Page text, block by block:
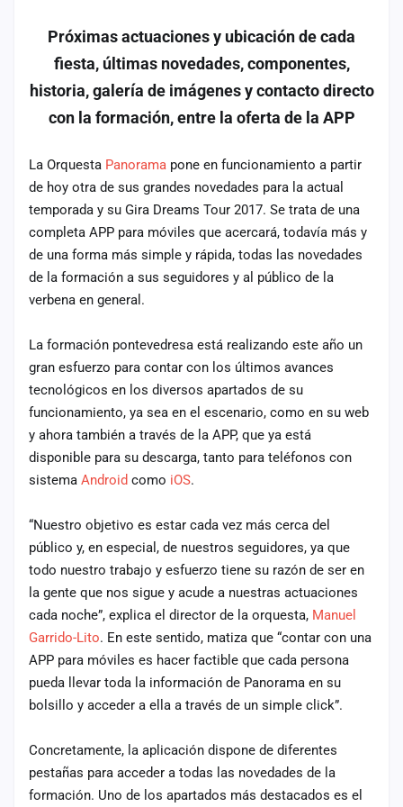
Próximas actuaciones y ubicación de cada
fiesta, últimas novedades, componentes,
historia, galería de imágenes y contacto directo
con la formación, entre la oferta de la APP
La Orquesta Panorama pone en funcionamiento a partir
de hoy otra de sus grandes novedades para la actual
temporada y su Gira Dreams Tour 2017. Se trata de una
completa APP para móviles que acercará, todavía más y
de una forma más simple y rápida, todas las novedades
de la formación a sus seguidores y al público de la
verbena en general.
La formación pontevedresa está realizando este año un
gran esfuerzo para contar con los últimos avances
tecnológicos en los diversos apartados de su
funcionamiento, ya sea en el escenario, como en su web
y ahora también a través de la APP, que ya está
disponible para su descarga, tanto para teléfonos con
sistema Android como iOS.
“Nuestro objetivo es estar cada vez más cerca del
público y, en especial, de nuestros seguidores, ya que
todo nuestro trabajo y esfuerzo tiene su razón de ser en
la gente que nos sigue y acude a nuestras actuaciones
cada noche”, explica el director de la orquesta, Manuel
Garrido-Lito. En este sentido, matiza que “contar con una
APP para móviles es hacer factible que cada persona
pueda llevar toda la información de Panorama en su
bolsillo y acceder a ella a través de un simple click”.
Concretamente, la aplicación dispone de diferentes
pestañas para acceder a todas las novedades de la
formación. Uno de los apartados más destacados es el
Contacto